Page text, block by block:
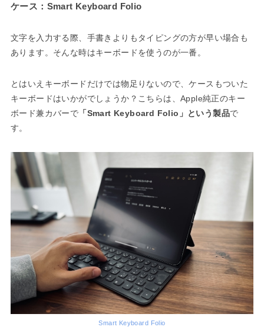
ケース：Smart Keyboard Folio
文字を入力する際、手書きよりもタイピングの方が早い場合も
あります。そんな時はキーボードを使うのが一番。
とはいえキーボードだけでは物足りないので、ケースもついた
キーボードはいかがでしょうか？こちらは、Apple純正のキー
ボード兼カバーで 「Smart Keyboard Folio」という製品で
す。
Smart Keyboard Folio